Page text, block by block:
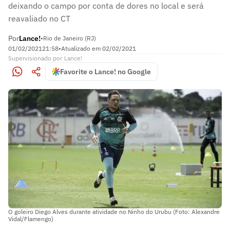
deixando o campo por conta de dores no local e será
reavaliado no CT
PorLance!•Rio de Janeiro (RJ)
01/02/202121:58•Atualizado em 02/02/2021
Supervisionado por Lance!
Favorite o Lance! no Google
O goleiro Diego Alves durante atividade no Ninho do Urubu (Foto: Alexandre
Vidal/Flamengo)